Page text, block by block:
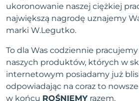
ukoronowanie naszej ciężkiej
największą nagrodę uznajemy
marki W.Legutko.
To dla Was codziennie
naszych produktów, których w
internetowym posiadamy już
odpowiadając na coraz to
w końcu ROŚNIEMY razem.